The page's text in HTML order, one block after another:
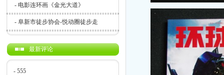
- 电影连环画《金光大道》
- 阜新市徒步协会-悦动圈徒步走
最新评论
- 555